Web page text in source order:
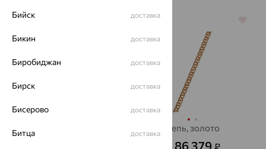
64% 64%
Цепь, золото
86 379 ₽
Бийск доставка
Бикин доставка
Биробиджан доставка
Бирск доставка
Бисерово доставка
Битца доставка